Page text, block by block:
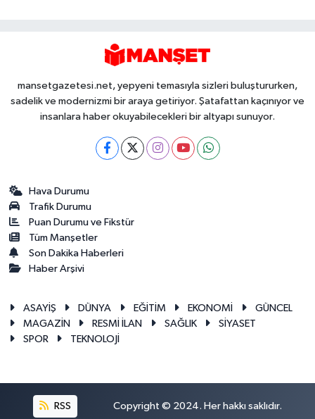
mansetgazetesi.net, yepyeni temasıyla sizleri buluştururken,
sadelik ve modernizmi bir araya getiriyor. Şatafattan kaçınıyor ve
insanlara haber okuyabilecekleri bir altyapı sunuyor.
Hava Durumu
Trafik Durumu
Puan Durumu ve Fikstür
Tüm Manşetler
Son Dakika Haberleri
Haber Arşivi
ASAYİŞ DÜNYA EĞİTİM EKONOMİ
GÜNCEL
MAGAZİN
RESMİ İLAN SAĞLIK
SİYASET
SPOR
TEKNOLOJİ
RSS Copyright © 2024. Her hakkı saklıdır.